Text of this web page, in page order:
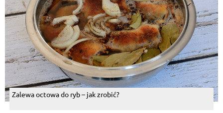
Zalewa octowa do ryb – jak zrobić?